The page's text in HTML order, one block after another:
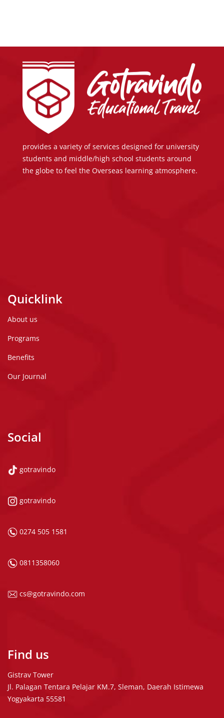
provides a variety of services designed for university
students and middle/high school students around
the globe to feel the Overseas learning atmosphere.
Quicklink
About us
Programs
Benefits
Our Journal
Social
gotravindo
gotravindo
0274 505 1581
0811358060
cs@gotravindo.com
Find us
Gistrav Tower
Jl. Palagan Tentara Pelajar KM.7, Sleman, Daerah Istimewa
Yogyakarta 55581